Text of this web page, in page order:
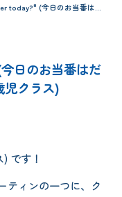
お当番はだれかな？) ☆ Preschool (２歳児クラス)
日のお当番はだ
クラス)
です！
ティンの一つに、ク